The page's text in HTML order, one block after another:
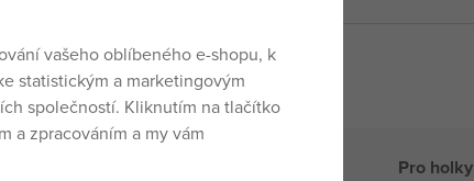
Parametry
Pro holky
vašeho oblíbeného e-shopu, k
statistickým a marketingovým
společností. Kliknutím na tlačítko
a zpracováním a my vám